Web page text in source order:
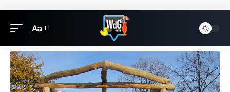
Aa